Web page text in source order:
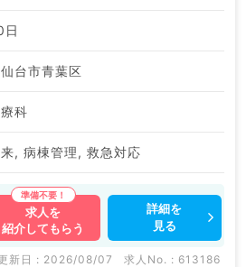
台市青葉区
科
, 病棟管理, 救急対応
求人を
紹介してもらう
詳細を
見る
新日 : 2026/08/07 求人No. : 613186